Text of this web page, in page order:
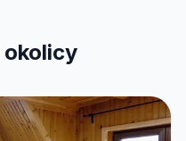
okolicy